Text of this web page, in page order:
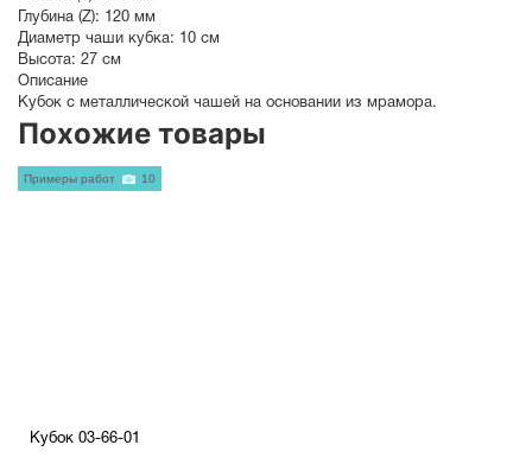
Глубина (Z): 120 мм
Диаметр чаши кубка: 10 см
Высота: 27 см
Описание
Кубок с металлической чашей на основании из мрамора.
Похожие товары
Кубок 03-66-01
Примеры работ 10